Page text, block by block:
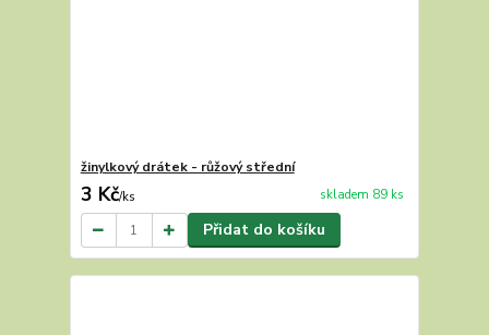
žinylkový drátek - růžový střední
3 Kč/ks skladem 89 ks
Přidat do košíku